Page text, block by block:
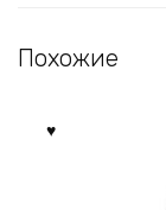
Похожие